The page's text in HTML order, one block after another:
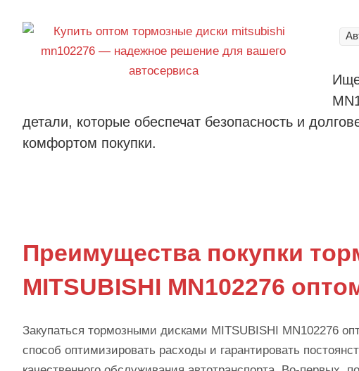
детали, которые обеспечат безопасность и
комфортом покупки.
Преимущества покупки
MITSUBISHI MN102276
Закупаться тормозными дисками MITSUBISHI MN102276
способ оптимизировать расходы и гарантировать